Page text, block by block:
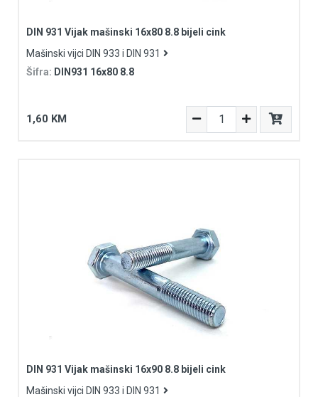
DIN 931 Vijak mašinski 16x80 8.8 bijeli cink
Mašinski vijci DIN 933 i DIN 931
Šifra: DIN931 16x80 8.8
1,60 KM
DIN 931 Vijak mašinski 16x90 8.8 bijeli cink
Mašinski vijci DIN 933 i DIN 931